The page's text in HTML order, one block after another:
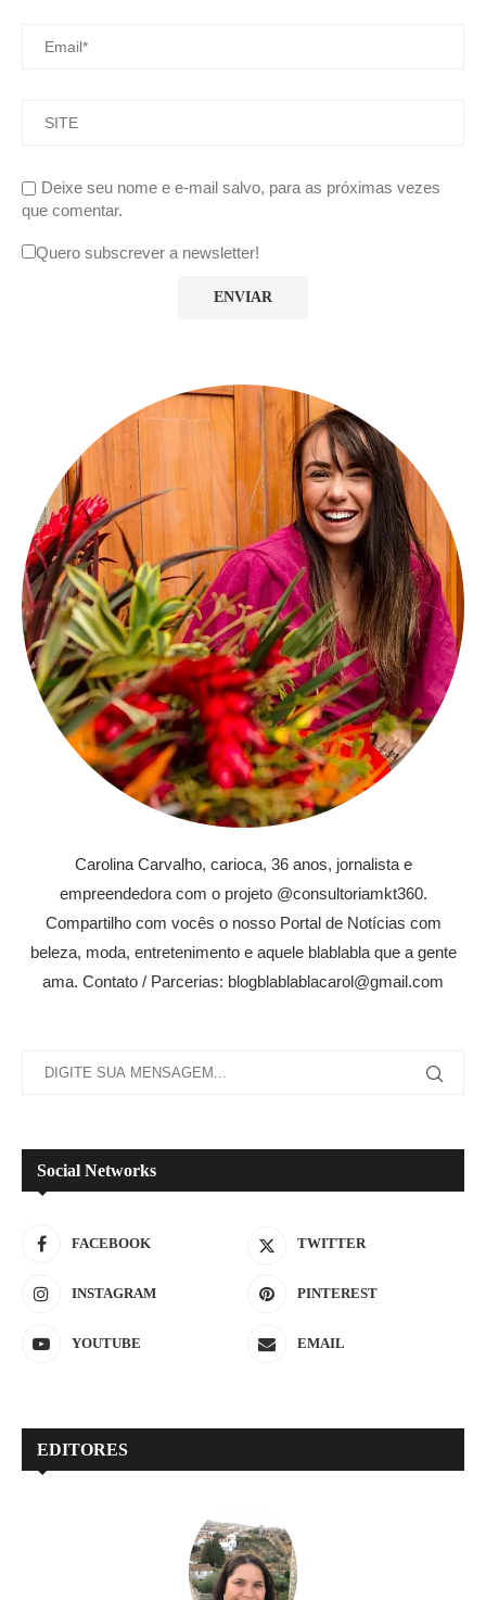
Deixe seu nome e e-mail salvo, para as próximas vezes
que comentar.
Quero subscrever a newsletter!
Carolina Carvalho, carioca, 36 anos, jornalista e
empreendedora com o projeto @consultoriamkt360.
Compartilho com vocês o nosso Portal de Notícias com
beleza, moda, entretenimento e aquele blablabla que a gente
ama. Contato / Parcerias: blogblablablacarol@gmail.com
Social Networks
FACEBOOK TWITTER
INSTAGRAM PINTEREST
YOUTUBE EMAIL
EDITORES